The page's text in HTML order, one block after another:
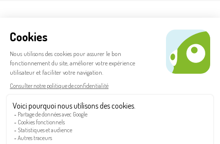
Absurde impression, un imprimeur Strasbourgeois
Nous sommes une entreprise spécialisée dans l’impression de flyers, brochures,
bureautique (calendrier, bloc-notes, tampons encreurs, etc…) ou publicitaire
(drapeaux, bâches et stop-trottoir).
FR